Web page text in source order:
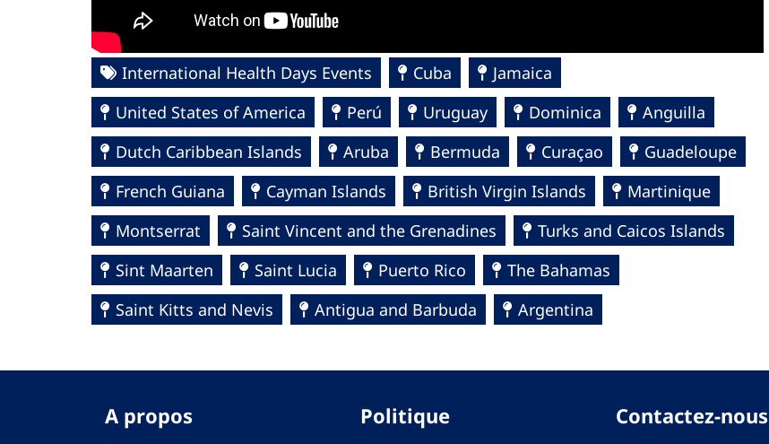
International Health Days Events Cuba
Jamaica
United States of America
Perú Uruguay Dominica
Anguilla
Dutch Caribbean Islands
Aruba Bermuda Curaçao
Guadeloupe
French Guiana
Cayman Islands British Virgin Islands
Martinique
Montserrat
Saint Vincent and the Grenadines
Turks and Caicos Islands
Sint Maarten
Saint Lucia Puerto Rico
The Bahamas
Saint Kitts and Nevis
Antigua and Barbuda Argentina
A propos Politique Contactez-nous